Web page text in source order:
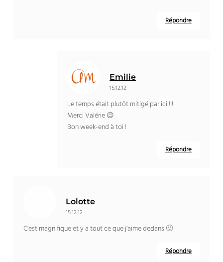
Répondre
Emilie
15.12.12
Le temps était plutôt mitigé par ici !!!
Merci Valérie 😉
Bon week-end à toi !
Répondre
Lolotte
15.12.12
C’est magnifique et y a tout ce que j’aime dedans 🙂
Répondre